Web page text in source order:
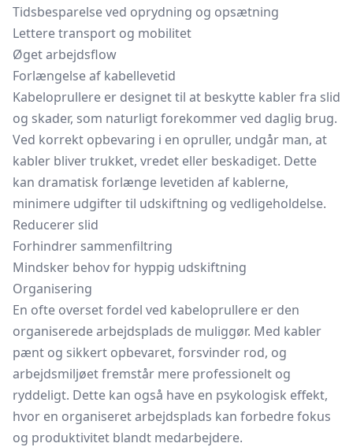
Tidsbesparelse ved oprydning og opsætning
Lettere transport og mobilitet
Øget arbejdsflow
Forlængelse af kabellevetid
Kabeloprullere er designet til at beskytte kabler fra slid
og skader, som naturligt forekommer ved daglig brug.
Ved korrekt opbevaring i en opruller, undgår man, at
kabler bliver trukket, vredet eller beskadiget. Dette
kan dramatisk forlænge levetiden af kablerne,
minimere udgifter til udskiftning og vedligeholdelse.
Reducerer slid
Forhindrer sammenfiltring
Mindsker behov for hyppig udskiftning
Organisering
En ofte overset fordel ved kabeloprullere er den
organiserede arbejdsplads de muliggør. Med kabler
pænt og sikkert opbevaret, forsvinder rod, og
arbejdsmiljøet fremstår mere professionelt og
ryddeligt. Dette kan også have en psykologisk effekt,
hvor en organiseret arbejdsplads kan forbedre fokus
og produktivitet blandt medarbejdere.